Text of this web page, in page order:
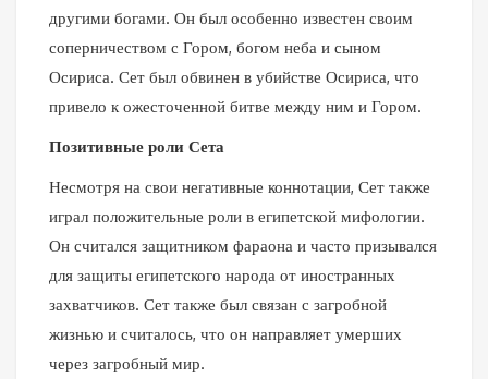
другими богами. Он был особенно известен своим
соперничеством с Гором, богом неба и сыном
Осириса. Сет был обвинен в убийстве Осириса, что
привело к ожесточенной битве между ним и Гором.
Позитивные роли Сета
Несмотря на свои негативные коннотации, Сет также
играл положительные роли в египетской мифологии.
Он считался защитником фараона и часто призывался
для защиты египетского народа от иностранных
захватчиков. Сет также был связан с загробной
жизнью и считалось, что он направляет умерших
через загробный мир.